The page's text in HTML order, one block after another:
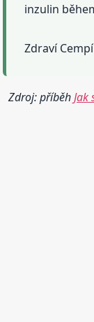
inzulin
Zdraví
Zdroj: příběhJak